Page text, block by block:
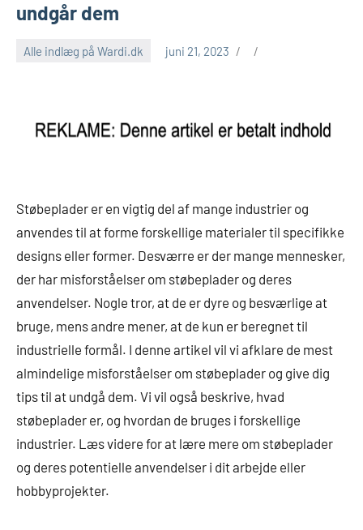
undgår dem
Alle indlæg på Wardi.dk juni 21, 2023
Støbeplader er en vigtig del af mange industrier og
anvendes til at forme forskellige materialer til specifikke
designs eller former. Desværre er der mange mennesker,
der har misforståelser om støbeplader og deres
anvendelser. Nogle tror, at de er dyre og besværlige at
bruge, mens andre mener, at de kun er beregnet til
industrielle formål. I denne artikel vil vi afklare de mest
almindelige misforståelser om støbeplader og give dig
tips til at undgå dem. Vi vil også beskrive, hvad
støbeplader er, og hvordan de bruges i forskellige
industrier. Læs videre for at lære mere om støbeplader
og deres potentielle anvendelser i dit arbejde eller
hobbyprojekter.